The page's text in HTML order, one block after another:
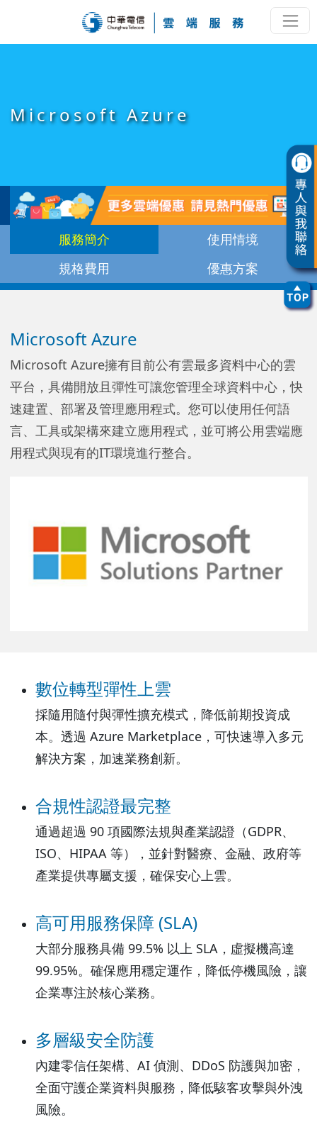
Microsoft Azure
服務簡介
使用情境
規格費用
優惠方案
Microsoft Azure
Microsoft Azure擁有目前公有雲最多資料中心的雲
平台，具備開放且彈性可讓您管理全球資料中心，快
速建置、部署及管理應用程式。您可以使用任何語
言、工具或架構來建立應用程式，並可將公用雲端應
用程式與現有的IT環境進行整合。
數位轉型彈性上雲
採隨用隨付與彈性擴充模式，降低前期投資成
本。透過 Azure Marketplace，可快速導入多元
解決方案，加速業務創新。
合規性認證最完整
通過超過 90 項國際法規與產業認證（GDPR、
ISO、HIPAA 等），並針對醫療、金融、政府等
產業提供專屬支援，確保安心上雲。
高可用服務保障 (SLA)
大部分服務具備 99.5% 以上 SLA，虛擬機高達
99.95%。確保應用穩定運作，降低停機風險，讓
企業專注於核心業務。
多層級安全防護
內建零信任架構、AI 偵測、DDoS 防護與加密，
全面守護企業資料與服務，降低駭客攻擊與外洩
風險。